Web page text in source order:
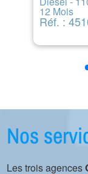
12 Mois
Réf. :
Nos
Les trois agences